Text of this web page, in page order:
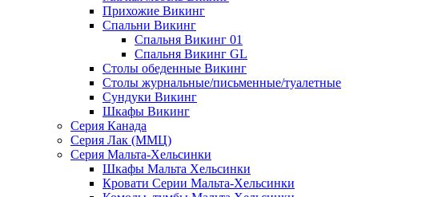
Прихожие Викинг
Спальни Викинг
Спальня Викинг 01
Спальня Викинг GL
Столы обеденные Викинг
Столы журнальные/письменные/туалетные
Сундуки Викинг
Шкафы Викинг
Серия Канада
Серия Лак (ММЦ)
Серия Мальта-Хельсинки
Шкафы Мальта Хельсинки
Кровати Серии Мальта-Хельсинки